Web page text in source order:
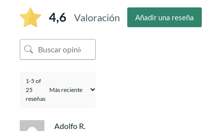
4,6 Valoración Añadir una reseña
1-5 of
25
reseñas
Adolfo R.